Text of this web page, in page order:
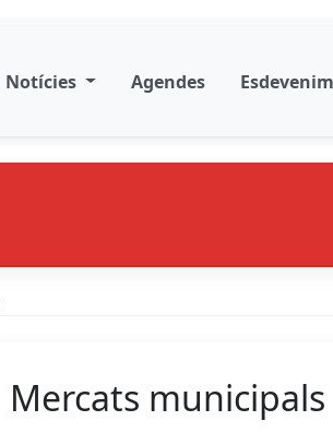
Notícies Agendes
Mercats municipals